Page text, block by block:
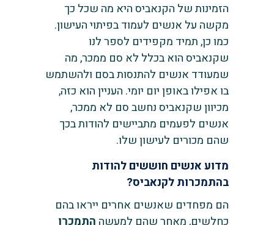
הזמינות של הקנאביס היא מה שכל כך
מקשה על אנשים לעמוד בפיתוי העישון.
כמו כן, תמיד מקפידים לספר לנו
שקנאביס הוא בכלל לא סם ממכר, מה
שמעודד אנשים להתנסות בסם ולהשתמש
בו אפילו באופן יום יומי. העניין הוא כזה,
מכיוון שקנאביס נחשב סם לא ממכר,
אנשים לפעמים מתביישים להודות בכך
שהם מכורים לעישון שלו.
מדוע אנשים חוששים להודות
בהתמכרות לקנאביס?
הם מפחדים שאנשים אחרים ייראו בהם
כחלשים, מאחר שהם למעשה התמכרו